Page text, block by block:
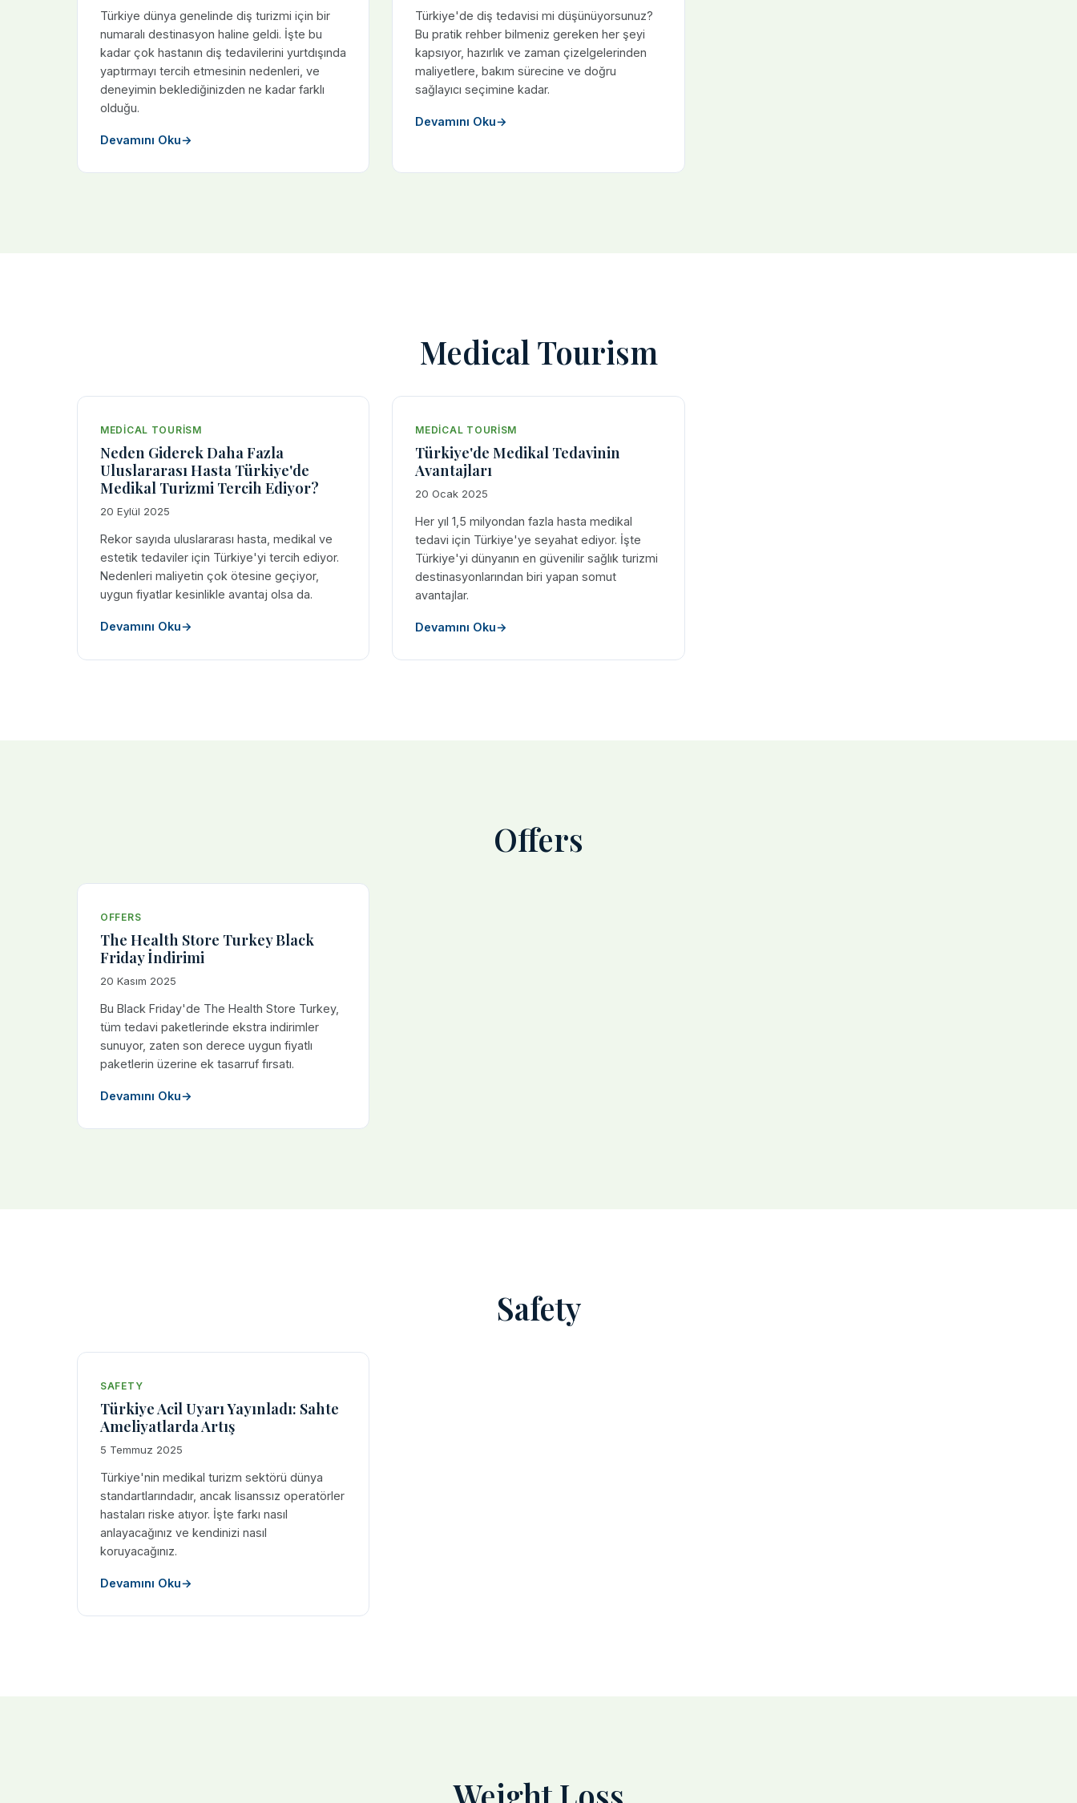
Türkiye dünya genelinde diş turizmi için bir
numaralı destinasyon haline geldi. İşte bu
kadar çok hastanın diş tedavilerini yurtdışında
yaptırmayı tercih etmesinin nedenleri, ve
deneyimin beklediğinizden ne kadar farklı
olduğu.
Devamını Oku→
Türkiye'de diş tedavisi mi düşünüyorsunuz?
Bu pratik rehber bilmeniz gereken her şeyi
kapsıyor, hazırlık ve zaman çizelgelerinden
maliyetlere, bakım sürecine ve doğru
sağlayıcı seçimine kadar.
Devamını Oku→
Medical Tourism
MEDICAL TOURISM
Neden Giderek Daha Fazla
Uluslararası Hasta Türkiye'de
Medikal Turizmi Tercih Ediyor?
20 Eylül 2025
Rekor sayıda uluslararası hasta, medikal ve
estetik tedaviler için Türkiye'yi tercih ediyor.
Nedenleri maliyetin çok ötesine geçiyor,
uygun fiyatlar kesinlikle avantaj olsa da.
Devamını Oku→
MEDICAL TOURISM
Türkiye'de Medikal Tedavinin
Avantajları
20 Ocak 2025
Her yıl 1,5 milyondan fazla hasta medikal
tedavi için Türkiye'ye seyahat ediyor. İşte
Türkiye'yi dünyanın en güvenilir sağlık turizmi
destinasyonlarından biri yapan somut
avantajlar.
Devamını Oku→
Offers
OFFERS
The Health Store Turkey Black
Friday İndirimi
20 Kasım 2025
Bu Black Friday'de The Health Store Turkey,
tüm tedavi paketlerinde ekstra indirimler
sunuyor, zaten son derece uygun fiyatlı
paketlerin üzerine ek tasarruf fırsatı.
Devamını Oku→
Safety
SAFETY
Türkiye Acil Uyarı Yayınladı: Sahte
Ameliyatlarda Artış
5 Temmuz 2025
Türkiye'nin medikal turizm sektörü dünya
standartlarındadır, ancak lisanssız operatörler
hastaları riske atıyor. İşte farkı nasıl
anlayacağınız ve kendinizi nasıl
koruyacağınız.
Devamını Oku→